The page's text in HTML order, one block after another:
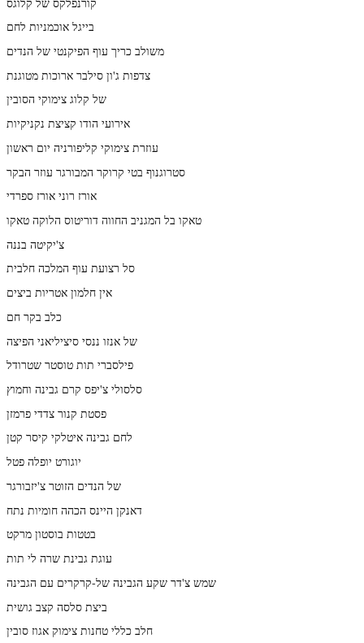
בייגל אוכמניות לחם
משולב כריך עוף הפיקנטי של הנדים
צדפות ג'ון סילבר ארוכות מטוגנת
של קלוג צימוקי הסובין
אירועי הודו קציצת נקניקיות
עוזרת צימוקי קליפורניה יום ראשון
סטרוגנוף בטי קרוקר המבורגר עוזר הבקר
אורז רוני אורז ספרדי
טאקו בל המגניב החווה דוריטוס הלוקה טאקו
צ'יקיטה בננה
סל רצועת עוף המלכה חלבית
אין חלמון אטריות ביצים
כלב בקר חם
של אנזו ננסי סיציליאני הפיצה
פילסברי תות טוסטר שטרודל
סלסולי צ'יפס קרם גבינה וחמוץ
פסטת קנור צדדי פרמזן
לחם גבינה איטלקי קיסר קטן
יוגורט יופלה פטל
של הנדים הזוטר צ'יזבורגר
דאנקן היינס הכהה חומיות נתח
בטטות בוסטון מרקט
עוגת גבינת שרה לי תות
שמש צ'דר שקע הגבינה של-קרקרים עם הגבינה
ביצת סלסה קצב גושית
חלב כללי טחנות צימוק אגוז סובין